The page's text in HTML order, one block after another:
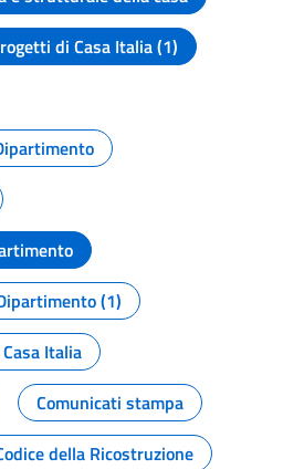
di Casa Italia (1)
(1)
Italia
Comunicati stampa
della Ricostruzione